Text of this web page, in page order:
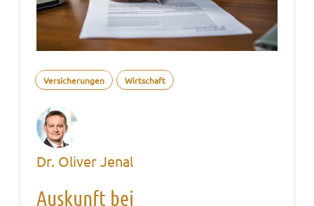
Versicherungen Wirtschaft
Dr. Oliver Jenal
Auskunft bei